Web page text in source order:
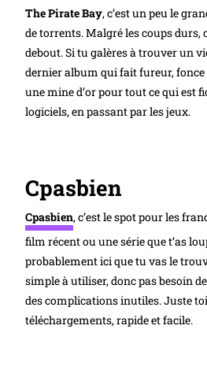
The Pirate Bay, c’est un peu le
de torrents. Malgré les coups durs,
debout. Si tu galères à trouver un
dernier album qui fait fureur, fonce
une mine d’or pour tout ce qui est
logiciels, en passant par les jeux.
Cpasbien
Cpasbien, c’est le spot pour les
film récent ou une série que t’as
probablement ici que tu vas le
simple à utiliser, donc pas besoin
des complications inutiles. Juste
téléchargements, rapide et facile.